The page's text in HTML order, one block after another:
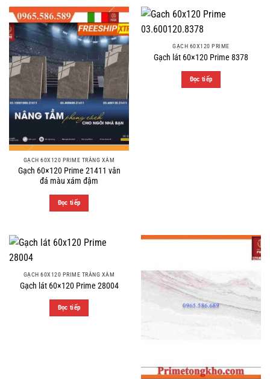
GẠCH 60X120 PRIME TRẮNG XÁM
Gạch 60×120 Prime 21411 vân
đá màu xám đậm
Đọc tiếp
GẠCH 60X120 PRIME
Gạch lát 60×120 Prime 8378
Đọc tiếp
GẠCH 60X120 PRIME TRẮNG XÁM
Gạch lát 60×120 Prime 28004
Đọc tiếp